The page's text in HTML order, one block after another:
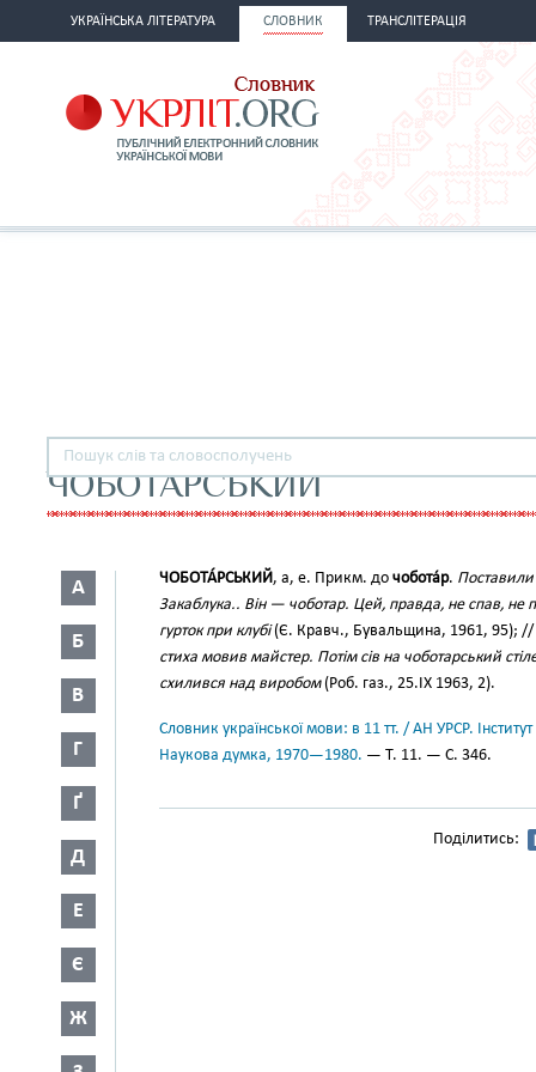
УКРАЇНСЬКА ЛІТЕРАТУРА СЛОВНИК ТРАНСЛІТЕРАЦІЯ
ЧОБОТАРСЬКИЙ
А
Б
В
Г
Ґ
Д
Е
Є
Ж
ЧОБОТА́РСЬКИЙ, а, е. Прикм. до чобота́р. Поставили
Закаблука.. Він — чоботар. Цей, правда, не спав, не
гурток при клубі(Є. Кравч., Бувальщина, 1961, 95);
стиха мовив майстер. Потім сів на чоботарський
схилився над виробом(Роб. газ., 25.IX 1963, 2).
Словник української мови: в 11 тт. / АН УРСР.
Наукова думка, 1970—1980. — Т. 11. — С. 346.
Поділитись: